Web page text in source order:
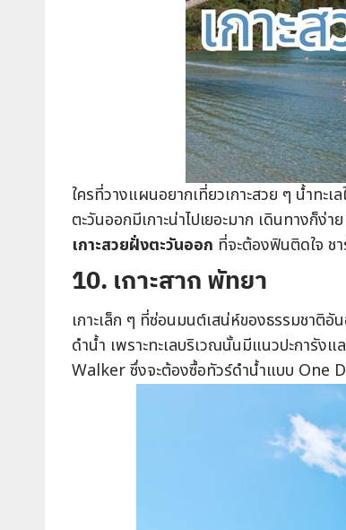
ใครที่วางแผนอยากเที่ยวเกาะสวย ๆ น้ำทะ
ตะวันออกมีเกาะน่าไปเยอะมาก เดินทางก็ง่
เกาะสวยฝั่งตะวันออก ที่จะต้องฟินติดใจ
10. เกาะสาก พัทยา
เกาะเล็ก ๆ ที่ซ่อนมนต์เสน่ห์ของธรรมชาติ
ดำน้ำ เพราะทะเลบริเวณนั้นมีแนวปะการั
Walker ซึ่งจะต้องซื้อทัวร์ดำน้ำแบบ One